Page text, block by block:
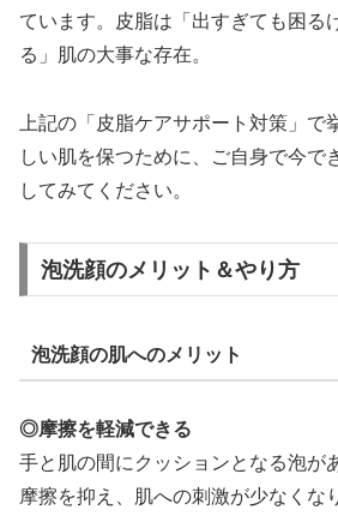
ています。皮脂は「出すぎても困る
る」肌の大事な存在。
上記の「皮脂ケアサポート対策」で
しい肌を保つために、ご自身で今で
してみてください。
泡洗顔のメリット＆やり方
泡洗顔の肌へのメリット
◎摩擦を軽減できる
手と肌の間にクッションとなる泡が
摩擦を抑え、肌への刺激が少なくな